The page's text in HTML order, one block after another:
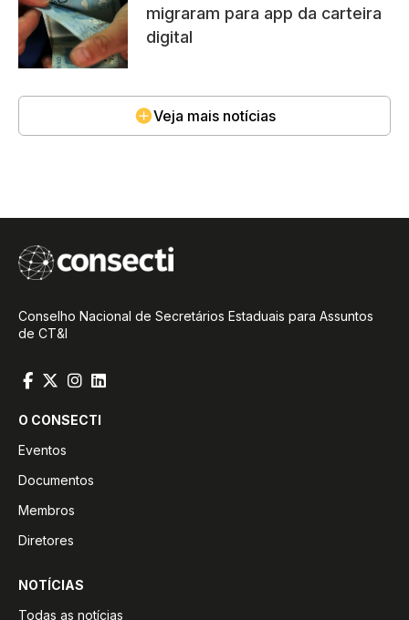
migraram para app da carteira
digital
Veja mais notícias
Conselho Nacional de Secretários Estaduais para Assuntos
de CT&I
O CONSECTI
Eventos
Documentos
Membros
Diretores
NOTÍCIAS
Todas as notícias